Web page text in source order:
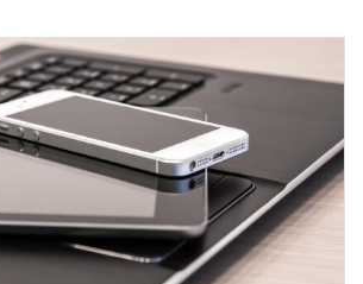
VOĆARSTVA,
I VINOGRADARSTVA za
(> 250.000 EUR-a SO)